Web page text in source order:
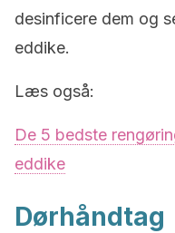
desinficere dem og
eddike.
Læs også:
De 5 bedste
eddike
Dørhåndtag